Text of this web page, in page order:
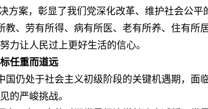
方案，彰显了我们党深化改革、维护社会公平
教、劳有所得、病有所医、老有所养、住有所
力让人民过上更好生活的信心。
任重而道远
国仍处于社会主义初级阶段的关键机遇期，面
的严峻挑战。